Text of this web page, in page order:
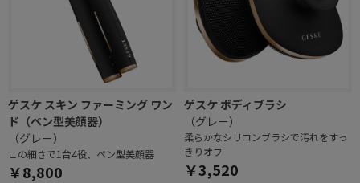
ゲスケ スキン ファーミング ワン
ド（ペン型美顔器）
（グレー）
この細さで1台4役、ペン型美顔器
￥8,800
ゲスケ ボディブラシ
（グレー）
柔らかなシリコンブラシで汚れをすっ
きりオフ
￥3,520